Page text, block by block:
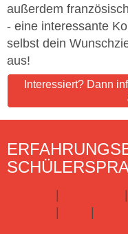
außerdem
- eine interessante
selbst dein
aus!
Interessiert? Dann